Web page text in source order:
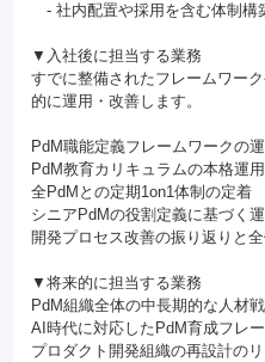
- 社内配置や採用を含む体制構
▼入社後に担当する業務
すでに整備されたフレームワー
的に運用・改善します。
PdM職能定義フレームワークの
PdM教育カリキュラムの本格運用
全PdMとの定期1on1体制の定着
シニアPdMの役割定義に基づく
開発プロセス改善の振り返りと
▼将来的に担当する業務
PdM組織全体の中長期的な人材
AI時代に対応したPdM育成フレ
プロダクト開発組織の再設計の